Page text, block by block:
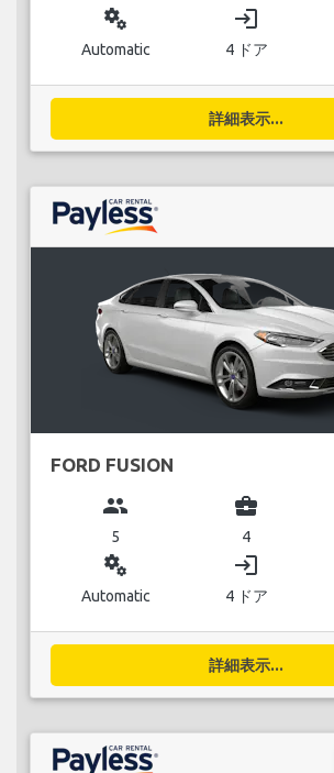
miscellaneous_services
Automatic
login
4 ドア
詳細表示...
FORD FUSION
group
5
business_center
4
miscellaneous_services
Automatic
login
4 ドア
詳細表示...